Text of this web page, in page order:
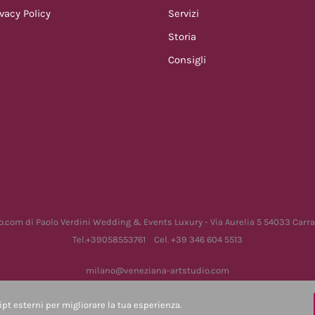
esterni per migliorare la tua esperienza.
Policy
Servizi
Storia
Consigli
di Paolo Verdini Wedding & Events Luxury - Via Aurelia 5 54033
Tel.+39058553761 Cel. +39 346 604 5513
milano@veneziana-artstudio.com
P.iva 01037700455 -Privacy Policy-